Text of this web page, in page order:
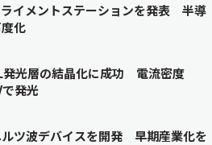
イメントステーションを発表 半導
化
発光層の結晶化に成功 電流密度
発光
ルツ波デバイスを開発 早期産業化を